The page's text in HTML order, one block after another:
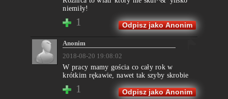
niemiły!
1 Odpisz jako Anonim
Anonim
2018-08-20 19:08:02
W pracy mamy gościa co cały rok w
krótkim rękawie, nawet tak szyby skrobie
1 Odpisz jako Anonim